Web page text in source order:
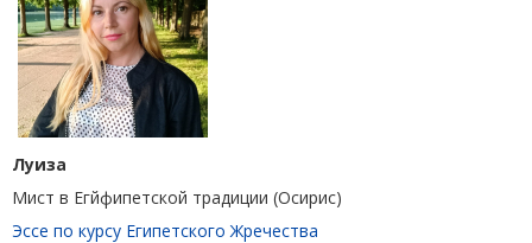
Луиза
Мист в Егйфипетской традиции (Осирис)
Эссе по курсу Египетского Жречества